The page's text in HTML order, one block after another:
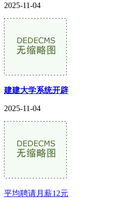
2025-11-04
建建大学系统开辟
2025-11-04
平均聘请月薪12元